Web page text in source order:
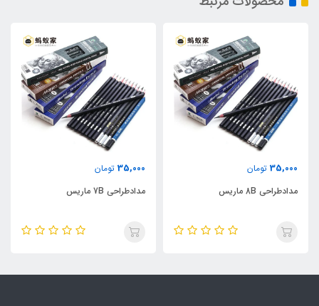
35,000 تومان
مدادطراحی 8B ماریس
35,000 تومان
مدادطراحی 7B ماریس